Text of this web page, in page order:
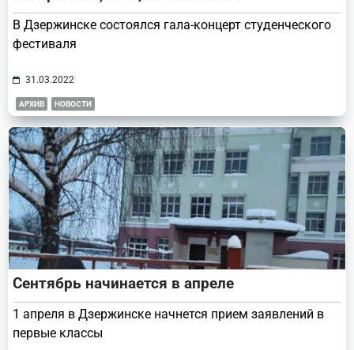
В Дзержинске состоялся гала-концерт студенческого
фестиваля
31.03.2022
АРХИВ НОВОСТИ
Сентябрь начинается в апреле
1 апреля в Дзержинске начнется прием заявлений в
первые классы